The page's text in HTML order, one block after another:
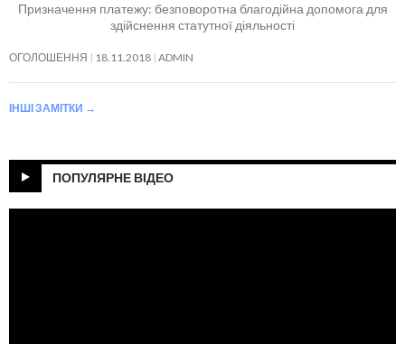
Призначення платежу: безповоротна благодійна допомога для
здійснення статутної діяльності
ОГОЛОШЕННЯ 18.11.2018 ADMIN
ІНШІ ЗАМІТКИ →
ПОПУЛЯРНЕ ВІДЕО